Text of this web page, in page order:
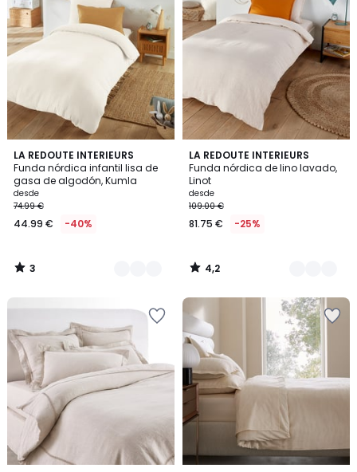
LA REDOUTE INTERIEURS
Funda nórdica infantil lisa de
gasa de algodón, Kumla
desde
74.99 €
44.99 € -40%
3
/
5
17
Colores
3
/
LA REDOUTE INTERIEURS
Funda nórdica de lino lavado,
Linot
desde
109.00 €
81.75 € -25%
4,2
/ 5
21
Colores
4,2
/